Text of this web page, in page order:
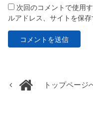
次回のコメントで使用
ルアドレス、サイトを保存
トップページ